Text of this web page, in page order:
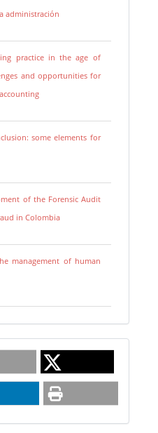
administración
practice in the age of
and opportunities for
some elements for
of the Forensic Audit
in Colombia
management of human